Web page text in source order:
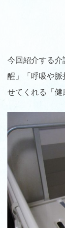
今回紹介する
醒」「呼吸や
せてくれる「健